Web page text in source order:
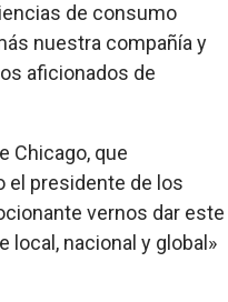
de consumo
nuestra compañía y
aficionados de
Chicago, que
el presidente de los
vernos dar este
local, nacional y global»